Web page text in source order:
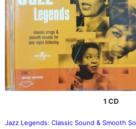
1 CD
Jazz Legends: Classic Sound & Smooth